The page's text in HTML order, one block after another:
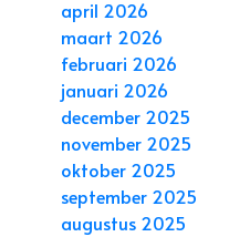
april 2026
maart 2026
februari 2026
januari 2026
december 2025
november 2025
oktober 2025
september 2025
augustus 2025